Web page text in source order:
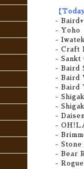
【
-
- Yoho
-
- Craft
- Sankt
- Baird
- Baird
- Baird
-
-
-
-
-
- Stone
- Bear
-